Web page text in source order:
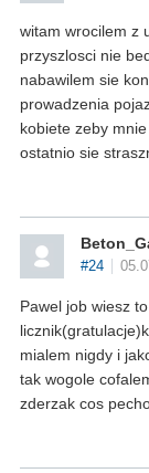
witam wrocilem z
przyszlosci nie
nabawilem sie
prowadzenia
kobiete zeby
ostatnio sie
#24
Pawel job wiesz
mialem nigdy i
tak wogole
zderzak cos